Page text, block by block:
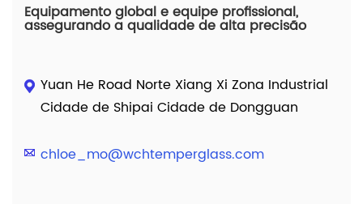
Equipamento global e equipe profissional,
assegurando a qualidade de alta precisão
Yuan He Road Norte Xiang Xi Zona Industrial
Cidade de Shipai Cidade de Dongguan
chloe_mo@wchtemperglass.com